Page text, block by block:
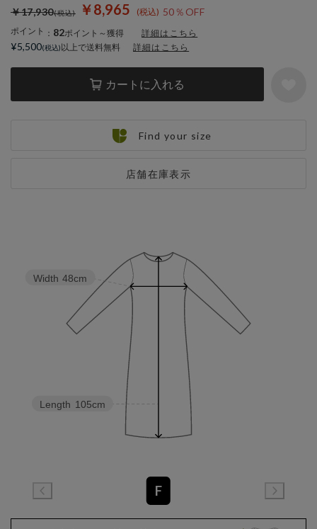
￥8,965 50％OFF
￥17,930
ポイント ： 82ポイント～獲得 詳細はこちら
カートに入れる
店舗在庫表示
¥5,500 以上で送料無料 詳細はこちら
Find your size
Length 105cm
Width 48cm
F